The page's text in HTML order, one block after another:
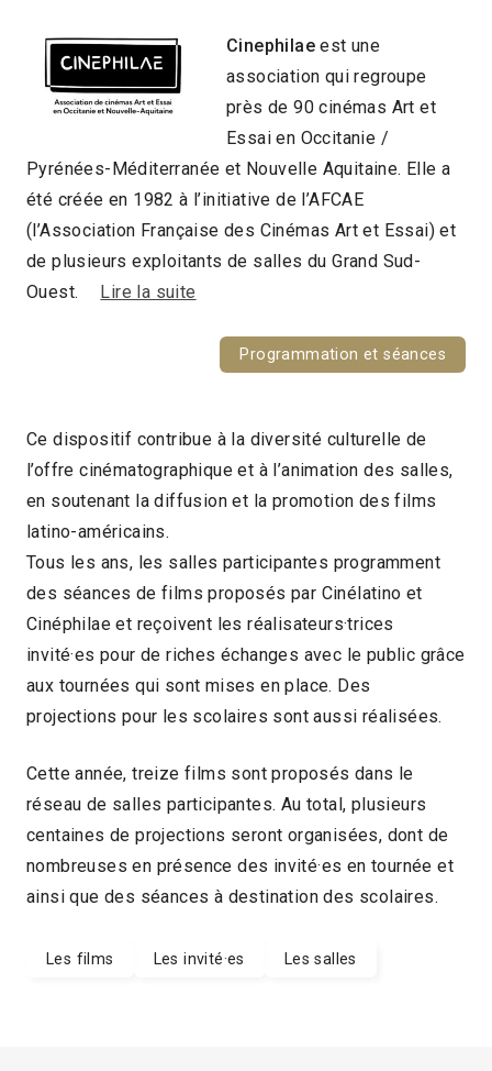
Cinephilae est une
association qui regroupe
près de 90 cinémas Art et
Essai en Occitanie /
Pyrénées-Méditerranée et Nouvelle Aquitaine. Elle a
été créée en 1982 à l’initiative de l’AFCAE
(l’Association Française des Cinémas Art et Essai) et
de plusieurs exploitants de salles du Grand Sud-
Ouest.
Lire la suite
Programmation et séances
Ce dispositif contribue à la diversité culturelle de
l’offre cinématographique et à l’animation des salles,
en soutenant la diffusion et la promotion des films
latino-américains.
Tous les ans, les salles participantes programment
des séances de films proposés par Cinélatino et
Cinéphilae et reçoivent les réalisateurs·trices
invité·es pour de riches échanges avec le public grâce
aux tournées qui sont mises en place. Des
projections pour les scolaires sont aussi réalisées.
Cette année, treize films sont proposés dans le
réseau de salles participantes. Au total, plusieurs
centaines de projections seront organisées, dont de
nombreuses en présence des invité·es en tournée et
ainsi que des séances à destination des scolaires.
Les films Les invité·es Les salles